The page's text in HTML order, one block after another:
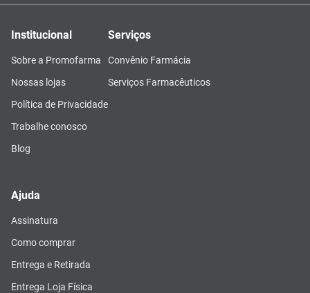
Institucional
Sobre a Promofarma
Nossas lojas
Política de Privacidade
Trabalhe conosco
Blog
Serviços
Convênio Farmácia
Serviços Farmacêuticos
Ajuda
Assinatura
Como comprar
Entrega e Retirada
Entrega Loja Física